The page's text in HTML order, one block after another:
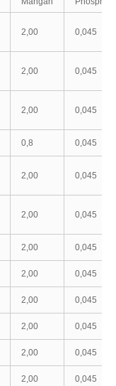
2,00 0,045
2,00 0,045
2,00 0,045
0,8 0,045
2,00 0,045
2,00 0,045
2,00 0,045
2,00 0,045
2,00 0,045
2,00 0,045
2,00 0,045
2,00 0,045